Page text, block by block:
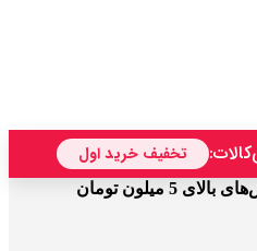
میلون تومان